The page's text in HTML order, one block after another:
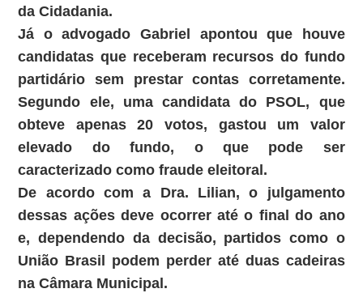
da Cidadania.
Já o advogado Gabriel apontou que houve
candidatas que receberam recursos do fundo
partidário sem prestar contas corretamente.
Segundo ele, uma candidata do PSOL, que
obteve apenas 20 votos, gastou um valor
elevado do fundo, o que pode ser
caracterizado como fraude eleitoral.
De acordo com a Dra. Lilian, o julgamento
dessas ações deve ocorrer até o final do ano
e, dependendo da decisão, partidos como o
União Brasil podem perder até duas cadeiras
na Câmara Municipal.